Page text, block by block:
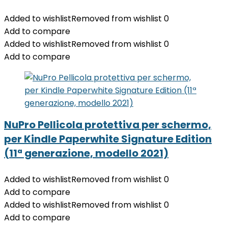
Added to wishlistRemoved from wishlist 0
Add to compare
Added to wishlistRemoved from wishlist 0
Add to compare
NuPro Pellicola protettiva per schermo,
per Kindle Paperwhite Signature Edition
(11ª generazione, modello 2021)
Added to wishlistRemoved from wishlist 0
Add to compare
Added to wishlistRemoved from wishlist 0
Add to compare